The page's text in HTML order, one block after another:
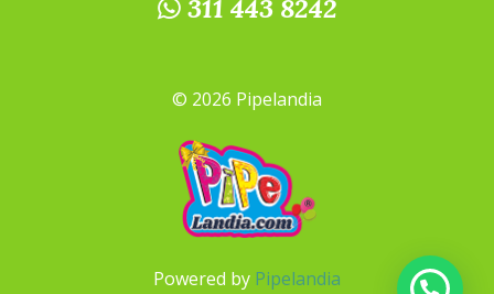
311 443 8242
© 2026 Pipelandia
Powered by Pipelandia